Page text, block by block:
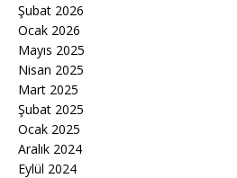
Şubat 2026
Ocak 2026
Mayıs 2025
Nisan 2025
Mart 2025
Şubat 2025
Ocak 2025
Aralık 2024
Eylül 2024